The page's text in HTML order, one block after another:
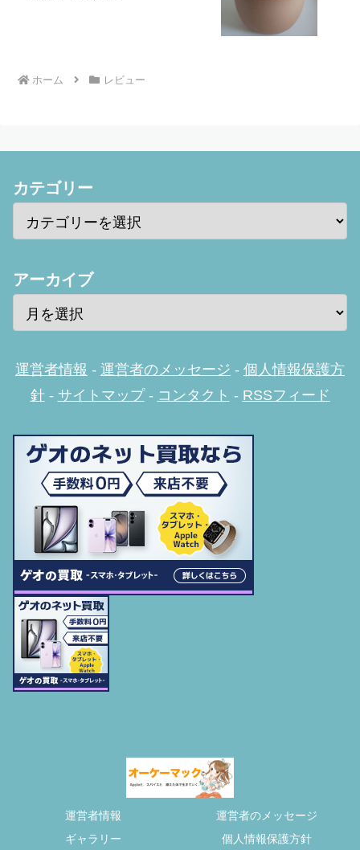
ホーム レビュー
カテゴリー
アーカイブ
運営者情報 - 運営者のメッセージ - 個人情報保護方
針- サイトマップ- コンタクト - RSSフィード
運営者情報
運営者のメッセージ
ギャラリー
個人情報保護方針